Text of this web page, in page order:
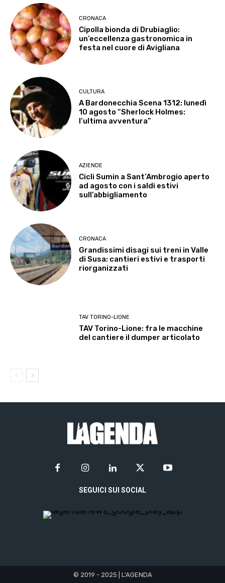
CRONACA
Cipolla bionda di Drubiaglio:
un’eccellenza gastronomica in
festa nel cuore di Avigliana
CULTURA
A Bardonecchia Scena 1312: lunedì
10 agosto “Sherlock Holmes:
l’ultima avventura”
AZIENDE
Cicli Sumin a Sant’Ambrogio aperto
ad agosto con i saldi estivi
sull’abbigliamento
CRONACA
Grandissimi disagi sui treni in Valle
di Susa: cantieri estivi e trasporti
riorganizzati
TAV TORINO-LIONE
TAV Torino-Lione: fra le macchine
del cantiere il dumper articolato
SEGUICI SUI SOCIAL
© 2019 - 2025 | L'AGENDA